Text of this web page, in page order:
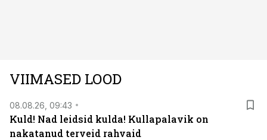
VIIMASED LOOD
08.08.26, 09:43
Kuld! Nad leidsid kulda! Kullapalavik on
nakatanud terveid rahvaid